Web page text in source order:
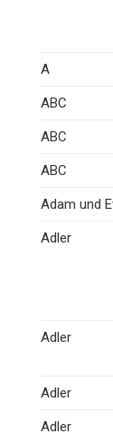
A
ABC
ABC
ABC
Adam und
Adler
Adler
Adler
Adler